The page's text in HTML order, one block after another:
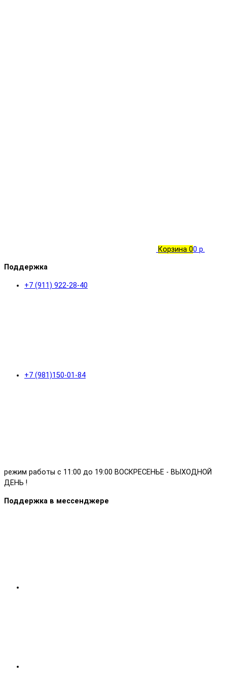
Корзина 00 р.
Поддержка
+7 (911) 922-28-40
+7 (981)150-01-84
режим работы с 11:00 до 19:00 ВОСКРЕСЕНЬЕ - ВЫХОДНОЙ
ДЕНЬ !
Поддержка в мессенджере